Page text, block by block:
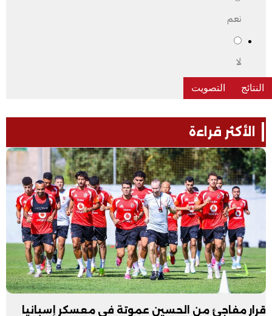
نعم
لا
الأكثر قراءة
قرار مفاجئ من الحسين عموتة في معسكر إسبانيا